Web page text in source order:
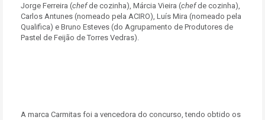
Jorge Ferreira (chefde cozinha), Márcia Vieira (chefde cozinha),
Carlos Antunes (nomeado pela ACIRO), Luís Mira (nomeado pela
Qualifica) e Bruno Esteves (do Agrupamento de Produtores de
Pastel de Feijão de Torres Vedras).
A marca Carmitas foi a vencedora do concurso, tendo obtido os